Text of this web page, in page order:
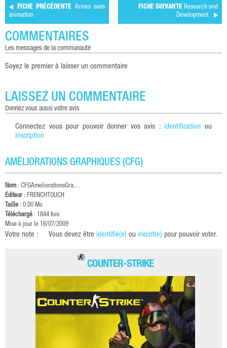
FICHE PRÉCÉDENTE Armes sans
animation
FICHE SUIVANTE Research and
Development
COMMENTAIRES
les messages de la communauté
Soyez le premier à laisser un commentaire
LAISSEZ UN COMMENTAIRE
donnez vous aussi votre avis
Connectez vous pour pouvoir donner vos avis : identification ou
inscription
AMÉLIORATIONS GRAPHIQUES (CFG)
Nom : CFGAmeliorationsGra…
Editeur: FRENCHTOUCH
Taille : 0.00 Mo
Téléchargé : 1844 fois
Mise à jour le 16/07/2009
Votre note : Vous devez être identifié(e) ou inscrit(e) pour pouvoir voter.
COUNTER-STRIKE